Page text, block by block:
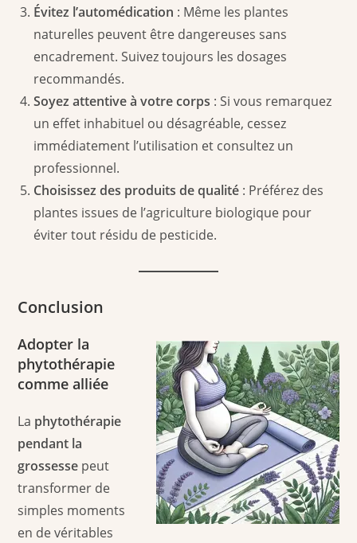
Évitez l’automédication : Même les plantes
naturelles peuvent être dangereuses sans
encadrement. Suivez toujours les dosages
recommandés.
Soyez attentive à votre corps : Si vous remarquez
un effet inhabituel ou désagréable, cessez
immédiatement l’utilisation et consultez un
professionnel.
Choisissez des produits de qualité : Préférez des
plantes issues de l’agriculture biologique pour
éviter tout résidu de pesticide.
Conclusion
Adopter la
phytothérapie
comme alliée
La phytothérapie
pendant la
grossesse peut
transformer de
simples moments
en de véritables